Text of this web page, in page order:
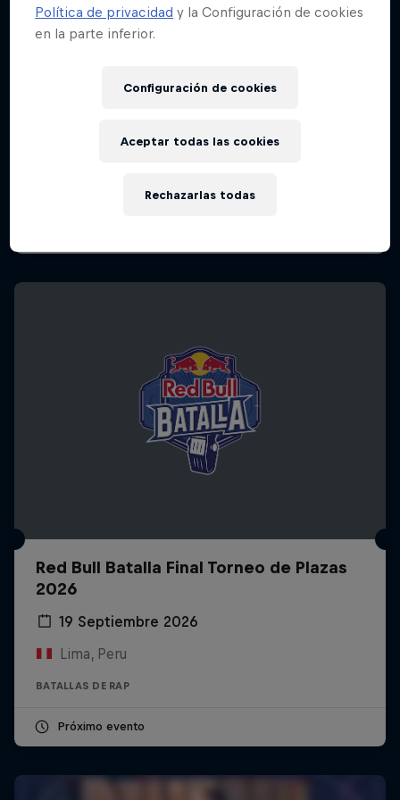
Red Bull Batalla Final Torneo de Plazas
2026
19 Septiembre 2026
Lima, Peru
BATALLAS DE RAP
Próximo evento
Política de privacidad y la Configuración de cookies
en la parte inferior.
Configuración de cookies
Rechazarlas todas
Aceptar todas las cookies